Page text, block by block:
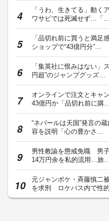
「うわ、生きてる」動
ワサビでは死滅せず…「…
「品切れ前に買うと満足
ショップで“43億円分”…
「集英社に恨みはない」
円超”のジャンプグッズ…
オンラインで注文とキャ
43億円か「品切れ前に購…
“ネパールは天国”発言の
容を説明「心の豊かさ…
男性教諭を懲戒免職 男
14万円余を私的流用…旅…
元ジャンポケ・斉藤慎二
を求刑 ロケバス内で性